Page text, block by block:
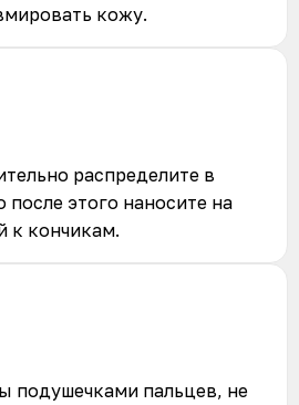
кожу.
распределите в
после этого наносите на
к кончикам.
подушечками пальцев, не